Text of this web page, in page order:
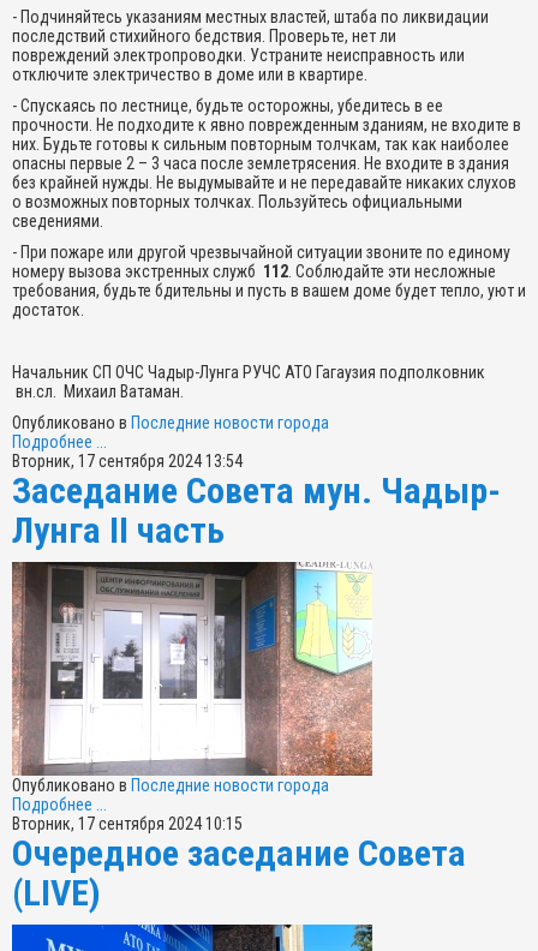
- Подчиняйтесь указаниям местных властей, штаба по ликвидации
последствий стихийного бедствия. Проверьте, нет ли
повреждений электропроводки. Устраните неисправность или
отключите электричество в доме или в квартире.
- Спускаясь по лестнице, будьте осторожны, убедитесь в ее
прочности. Не подходите к явно поврежденным зданиям, не входите в
них. Будьте готовы к сильным повторным толчкам, так как наиболее
опасны первые 2 – 3 часа после землетрясения. Не входите в здания
без крайней нужды. Не выдумывайте и не передавайте никаких слухов
о возможных повторных толчках. Пользуйтесь официальными
сведениями.
- При пожаре или другой чрезвычайной ситуации звоните по единому
номеру вызова экстренных служб 112 . Соблюдайте эти несложные
требования, будьте бдительны и пусть в вашем доме будет тепло, уют и
достаток.
Начальник СП ОЧС Чадыр-Лунга РУЧС АТО Гагаузия подполковник
вн.сл. Михаил Ватаман.
Опубликовано в Последние новости города
Подробнее ...
Вторник, 17 сентября 2024 13:54
Заседание Совета мун. Чадыр-
Лунга II часть
Опубликовано в Последние новости города
Подробнее ...
Вторник, 17 сентября 2024 10:15
Очередное заседание Совета
(LIVE)